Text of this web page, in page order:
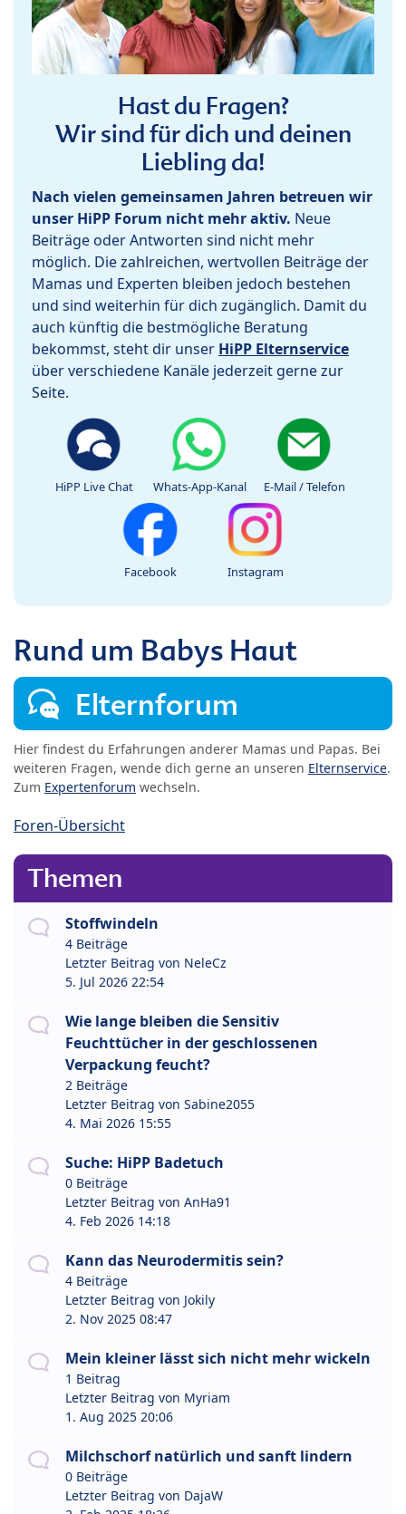
Hast du Fragen?
Wir sind für dich und deinen
Liebling da!
Nach vielen gemeinsamen Jahren betreuen wir
unser HiPP Forum nicht mehr aktiv. Neue
Beiträge oder Antworten sind nicht mehr
möglich. Die zahlreichen, wertvollen Beiträge der
Mamas und Experten bleiben jedoch bestehen
und sind weiterhin für dich zugänglich. Damit du
auch künftig die bestmögliche Beratung
bekommst, steht dir unser HiPP Elternservice
über verschiedene Kanäle jederzeit gerne zur
Seite.
HiPP Live Chat Whats-App-Kanal E-Mail / Telefon
Facebook Instagram
Rund um Babys Haut
Elternforum
Hier findest du Erfahrungen anderer Mamas und Papas. Bei
weiteren Fragen, wende dich gerne an unseren Elternservice.
Zum Expertenforum wechseln.
Foren-Übersicht
Themen
Stoffwindeln
4 Beiträge
Letzter Beitrag von NeleCz
5. Jul 2026 22:54
Wie lange bleiben die Sensitiv
Feuchttücher in der geschlossenen
Verpackung feucht?
2 Beiträge
Letzter Beitrag von Sabine2055
4. Mai 2026 15:55
Suche: HiPP Badetuch
0 Beiträge
Letzter Beitrag von AnHa91
4. Feb 2026 14:18
Kann das Neurodermitis sein?
4 Beiträge
Letzter Beitrag von Jokily
2. Nov 2025 08:47
Mein kleiner lässt sich nicht mehr wickeln
1 Beitrag
Letzter Beitrag von Myriam
1. Aug 2025 20:06
Milchschorf natürlich und sanft lindern
0 Beiträge
Letzter Beitrag von DajaW